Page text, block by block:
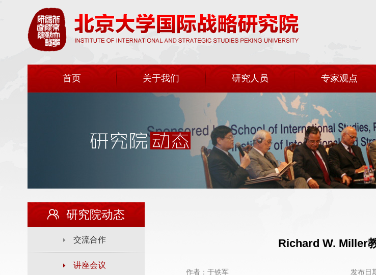
首页 关于我们 研究人员 专家观点
研究院动态
交流合作
讲座会议
Richard W. Miller
作者：于铁军 发布日